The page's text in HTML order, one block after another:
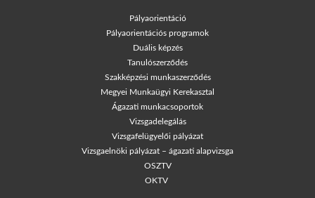
Pályaorientáció
Pályaorientációs programok
Duális képzés
Tanulószerződés
Szakképzési munkaszerződés
Megyei Munkaügyi Kerekasztal
Ágazati munkacsoportok
Vizsgadelegálás
Vizsgafelügyelői pályázat
Vizsgaelnöki pályázat – ágazati alapvizsga
OSZTV
OKTV